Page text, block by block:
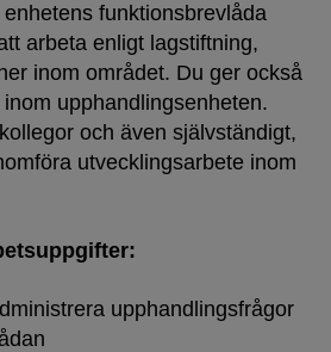
funktionsbrevlåda
arbeta enligt lagstiftning,
inom området. Du ger också
upphandlingsenheten.
och även självständigt,
utvecklingsarbete inom
upphandlingsfrågor